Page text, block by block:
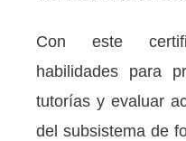
Con este
habilidades para
tutorías y evaluar
del subsistema de